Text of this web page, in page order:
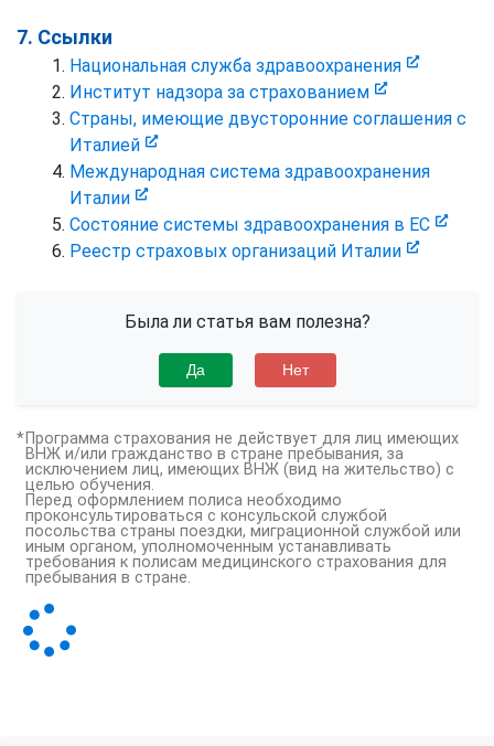
7. Ссылки
Национальная служба здравоохранения
Институт надзора за страхованием
Страны, имеющие двусторонние соглашения с
Италией
Международная система здравоохранения
Италии
Состояние системы здравоохранения в ЕС
Реестр страховых организаций Италии
Была ли статья вам полезна?
Да Нет
Программа страхования не действует для лиц имеющих
ВНЖ и/или гражданство в стране пребывания, за
исключением лиц, имеющих ВНЖ (вид на жительство) с
целью обучения.
Перед оформлением полиса необходимо
проконсультироваться с консульской службой
посольства страны поездки, миграционной службой или
иным органом, уполномоченным устанавливать
требования к полисам медицинского страхования для
пребывания в стране.